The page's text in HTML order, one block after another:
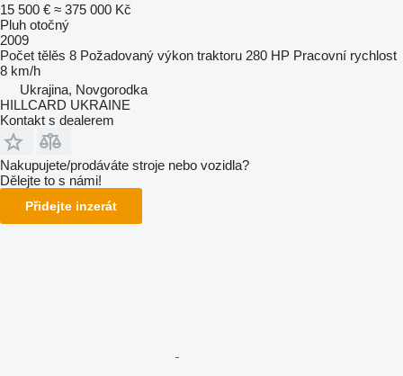
15 500 € ≈ 375 000 Kč
Pluh otočný
2009
Počet tělěs 8 Požadovaný výkon traktoru 280 HP Pracovní rychlost
8 km/h
Ukrajina, Novgorodka
HILLCARD UKRAINE
Kontakt s dealerem
Nakupujete/prodáváte stroje nebo vozidla?
Dělejte to s námi!
Přidejte inzerát